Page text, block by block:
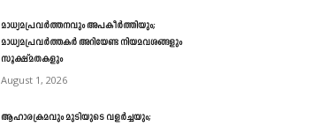
മാധ്യമപ്രവർത്തനവും അപകീർത്തിയും;
മാധ്യമപ്രവർത്തകർ അറിയേണ്ട നിയമവശങ്ങളും
സൂക്ഷ്മതകളും
August 1, 2026
ആഹാരക്രമവും മുടിയുടെ വളർച്ചയും;